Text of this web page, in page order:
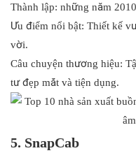
Thành lập: những năm 2010
Ưu điểm nổi bật: Thiết kế
vời.
Câu chuyện thương hiệu:
tư đẹp mắt và tiện dụng.
5. SnapCab